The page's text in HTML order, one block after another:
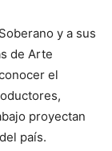
y a sus
de Arte
el
proyectan
país.